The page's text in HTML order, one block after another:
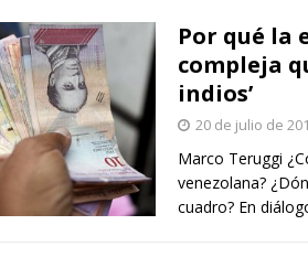
Por qué la
compleja
indios’
20 de julio de
Marco Teruggi
venezolana?
cuadro? En